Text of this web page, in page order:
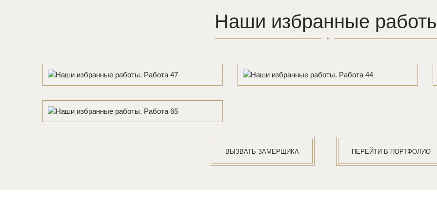
Наши избранные
ВЫЗВАТЬ ЗАМЕРЩИКА ПЕРЕЙТИ В ПОРТФОЛИО